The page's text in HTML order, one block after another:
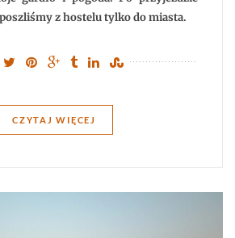
z hostelu tylko do miasta.
CZYTAJ WIĘCEJ